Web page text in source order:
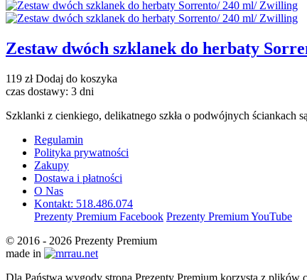
Zestaw dwóch szklanek do herbaty
119 złDodaj do koszyka
czas dostawy: 3 dni
Szklanki z cienkiego, delikatnego szkła o podwójnych
Regulamin
Polityka prywatności
Zakupy
Dostawa i płatności
O Nas
Kontakt: 518.486.074
Prezenty Premium Facebook Prezenty Premium YouTube
© 2016 - 2026 Prezenty Premium
made in
Dla Państwa wygody strona Prezenty Premium korzysta z plików